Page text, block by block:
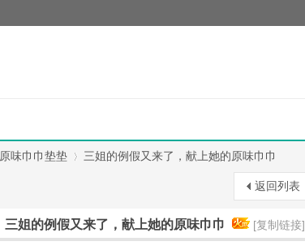
原味巾巾垫垫
›
三姐的例假又来了，献上她的原味巾巾
返回列表
三姐的例假又来了，献上她的原味巾巾 [复制链接]